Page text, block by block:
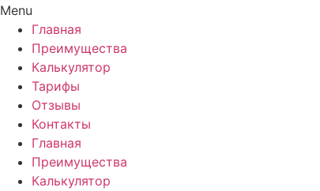
Menu
Главная
Преимущества
Калькулятор
Тарифы
Отзывы
Контакты
Главная
Преимущества
Калькулятор